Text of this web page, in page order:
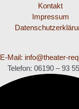
Kontakt
Impressum
E-Mail: info@theater-
Telefon: 06190 – 93